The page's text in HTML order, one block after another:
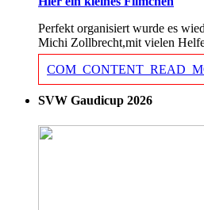
Perfekt organisiert wurde es
Michi Zollbrecht,mit vielen
SVW Gaudicup 2026